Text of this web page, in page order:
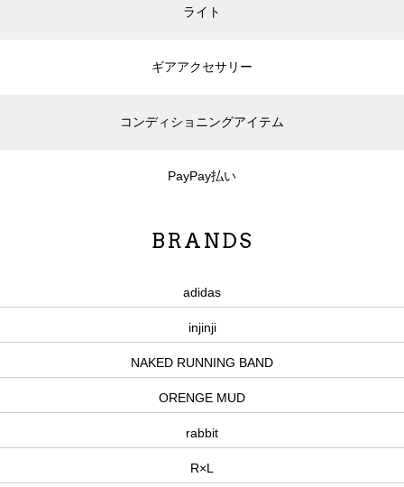
ライト
ギアアクセサリー
コンディショニングアイテム
PayPay払い
BRANDS
adidas
injinji
NAKED RUNNING BAND
ORENGE MUD
rabbit
R×L